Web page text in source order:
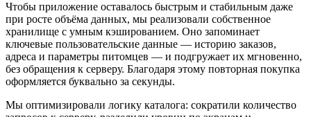
Чтобы приложение оставалось быстрым и стабильным даже
при росте объёма данных, мы реализовали собственное
хранилище с умным кэшированием. Оно запоминает
ключевые пользовательские данные — историю заказов,
адреса и параметры питомцев — и подгружает их мгновенно,
без обращения к серверу. Благодаря этому повторная покупка
оформляется буквально за секунды.
Мы оптимизировали логику каталога: сократили количество